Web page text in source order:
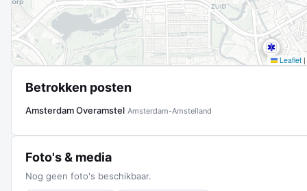
Leaflet |
Betrokken posten
Amsterdam Overamstel Amsterdam-Amstelland
Foto's & media
Nog geen foto's beschikbaar.